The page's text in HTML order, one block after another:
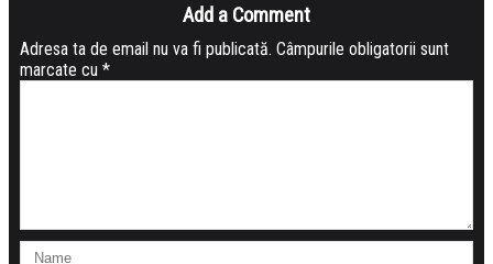
Add a Comment
Adresa ta de email nu va fi publicată. Câmpurile obligatorii sunt
marcate cu *